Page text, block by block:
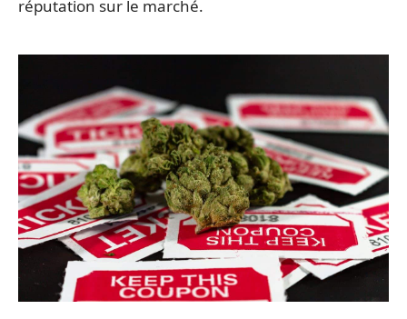
réputation sur le marché.